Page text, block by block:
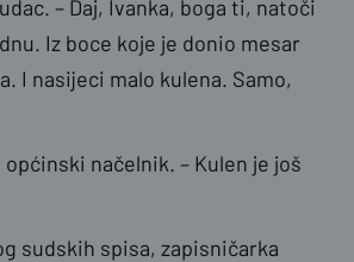
– Daj, Ivanka, boga ti, natoči
Iz boce koje je donio mesar
I nasijeci malo kulena. Samo,
načelnik. – Kulen je još
sudskih spisa, zapisničarka